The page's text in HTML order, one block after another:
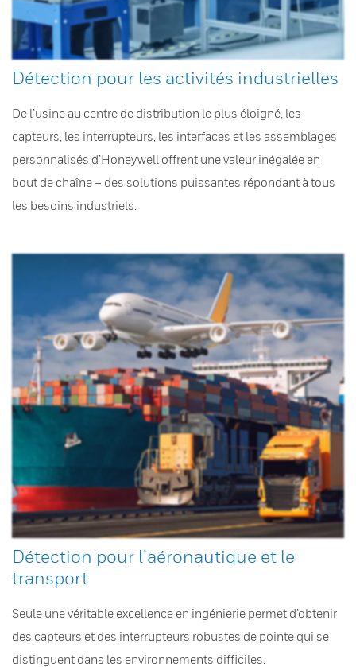
Détection pour les activités industrielles
De l’usine au centre de distribution le plus éloigné, les
capteurs, les interrupteurs, les interfaces et les assemblages
personnalisés d’Honeywell offrent une valeur inégalée en
bout de chaîne – des solutions puissantes répondant à tous
les besoins industriels.
Détection pour l’aéronautique et le
transport
Seule une véritable excellence en ingénierie permet d’obtenir
des capteurs et des interrupteurs robustes de pointe qui se
distinguent dans les environnements difficiles.